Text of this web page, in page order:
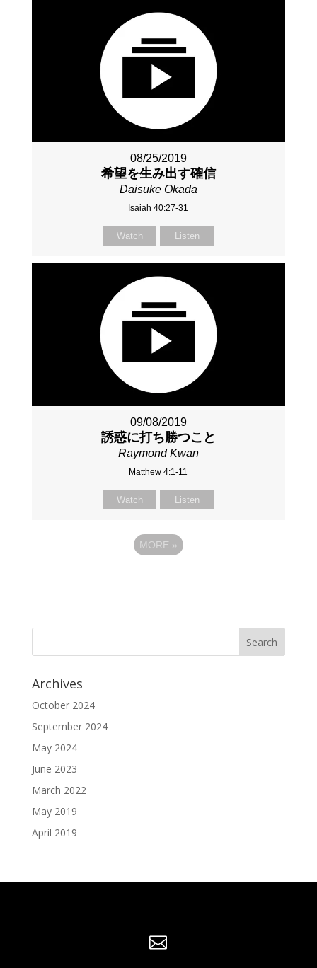
08/25/2019
希望を生み出す確信
Daisuke Okada
Isaiah 40:27-31
Watch Listen
09/08/2019
誘惑に打ち勝つこと
Raymond Kwan
Matthew 4:1-11
Watch Listen
MORE »
Archives
October 2024
September 2024
May 2024
June 2023
March 2022
May 2019
April 2019
